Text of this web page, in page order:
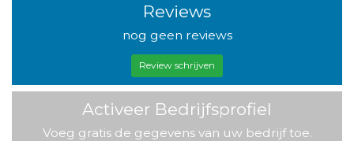
Reviews
nog geen reviews
Review schrijven
Activeer Bedrijfsprofiel
Voeg gratis de gegevens van uw bedrijf toe.